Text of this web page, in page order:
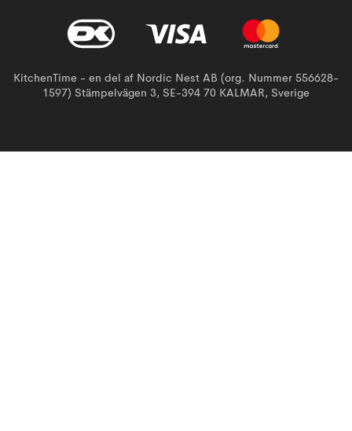
KitchenTime - en del af Nordic Nest AB (org. Nummer 556628-
1597) Stämpelvägen 3, SE-394 70 KALMAR, Sverige